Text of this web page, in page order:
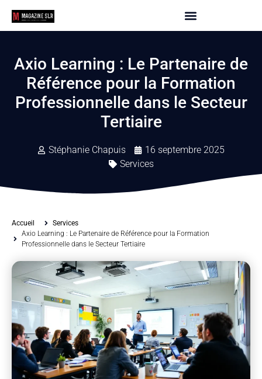
Axio Learning : Le Partenaire de
Référence pour la Formation
Professionnelle dans le Secteur
Tertiaire
Stéphanie Chapuis
16 septembre 2025
Services
Accueil
Services
Axio Learning : Le Partenaire de Référence pour la Formation
Professionnelle dans le Secteur Tertiaire